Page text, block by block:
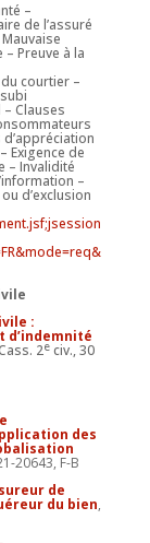
–
de l’assuré
Preuve à la
courtier –
Clauses
d’appréciation
Exigence de
– Invalidité
’information –
d’exclusion
:
d’indemnité
2eciv., 30
des
20643, F-B
de
du bien,